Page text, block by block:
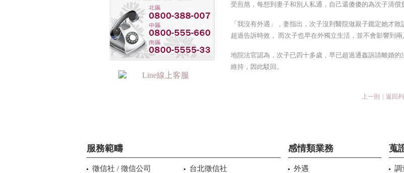
受煎熬，每想到妻子和別人私通，自己還傻傻的為次子清償
「我沒有外遇」，妻指出，次子沒到醫院做親子鑑定她才
超過告訴時效， 而次子也早在外獨立生活，並不會影響到兩
地院法官認為，次子已四十多歲，早已超過通姦訴請離婚
維持，因此駁回。
上一則 返回
服務範疇
徵信社 / 徵信公司
台北徵信社
感情類業務
外遇
蒐
調